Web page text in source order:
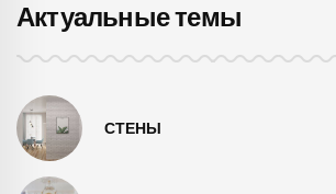
Актуальные темы
СТЕНЫ